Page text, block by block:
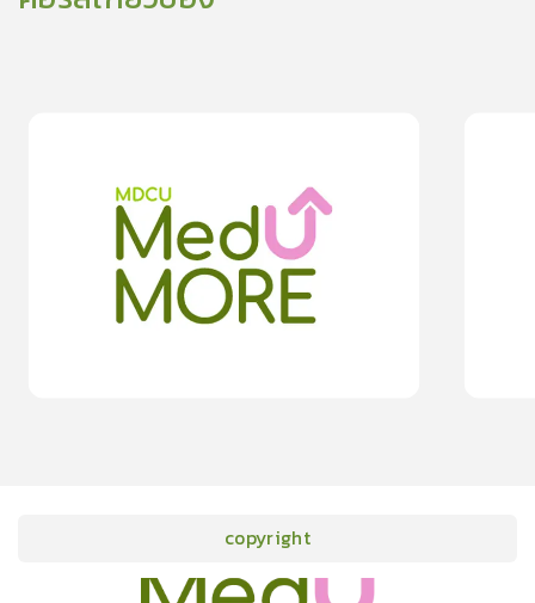
การดูแลสุขภาพตาเด็กในยุค New Normal
0.0 0rating)
moreDetails
copyright
onlineCourses academicConferencesnewsinfographic